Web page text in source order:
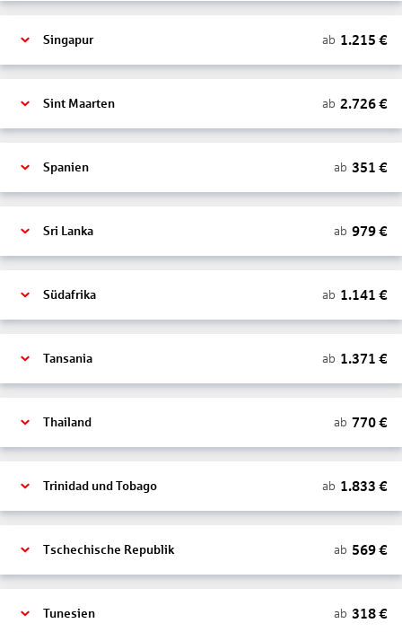
Singapur ab 1.215 €
Sint Maarten ab 2.726€
Spanien ab 351 €
Sri Lanka ab 979€
Südafrika ab 1.141 €
Tansania ab 1.371 €
Thailand ab 770€
Trinidad und Tobago ab 1.833 €
Tschechische Republik ab 569€
Tunesien ab 318€